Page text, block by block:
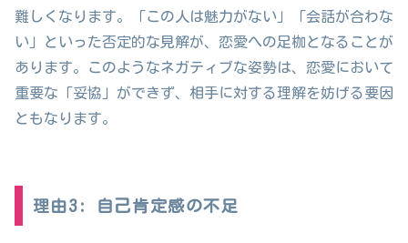
難しくなります。「この人は魅力がない」「会話が合わな
い」といった否定的な見解が、恋愛への足枷となることが
あります。このようなネガティブな姿勢は、恋愛において
重要な「妥協」ができず、相手に対する理解を妨げる要因
ともなります。
理由3: 自己肯定感の不足